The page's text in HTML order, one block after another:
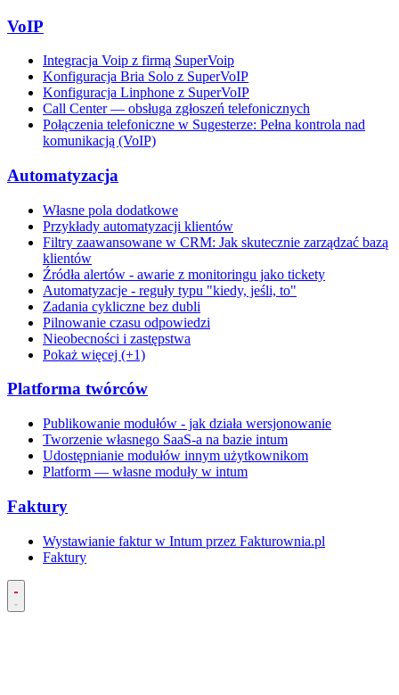
VoIP
Integracja Voip z firmą SuperVoip
Konfiguracja Bria Solo z SuperVoIP
Konfiguracja Linphone z SuperVoIP
Call Center — obsługa zgłoszeń telefonicznych
Połączenia telefoniczne w Sugesterze: Pełna kontrola nad
komunikacją (VoIP)
Automatyzacja
Własne pola dodatkowe
Przykłady automatyzacji klientów
Filtry zaawansowane w CRM: Jak skutecznie zarządzać bazą
klientów
Źródła alertów - awarie z monitoringu jako tickety
Automatyzacje - reguły typu "kiedy, jeśli, to"
Zadania cykliczne bez dubli
Pilnowanie czasu odpowiedzi
Nieobecności i zastępstwa
Pokaż więcej (+1)
Platforma twórców
Publikowanie modułów - jak działa wersjonowanie
Tworzenie własnego SaaS-a na bazie intum
Udostępnianie modułów innym użytkownikom
Platform — własne moduły w intum
Faktury
Wystawianie faktur w Intum przez Fakturownia.pl
Faktury